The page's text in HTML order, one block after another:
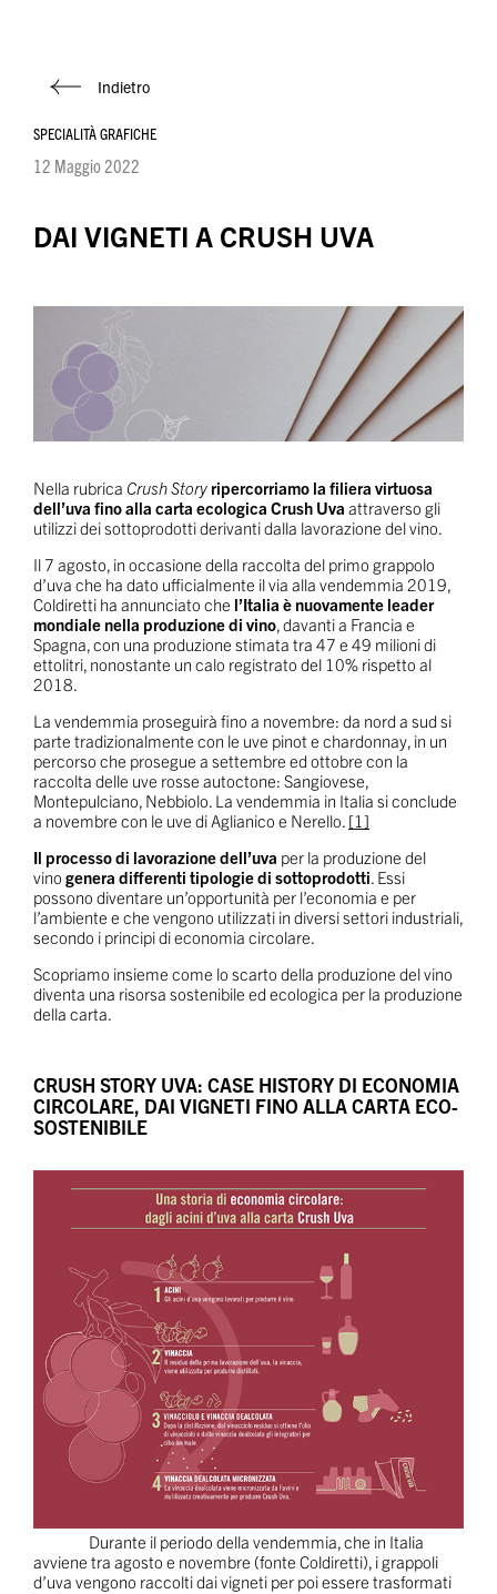
Indietro
SPECIALITÀ GRAFICHE
12 Maggio 2022
DAI VIGNETI A CRUSH UVA
Nella rubrica Crush Story ripercorriamo la filiera virtuosa
dell’uva fino alla carta ecologica Crush Uva attraverso gli
utilizzi dei sottoprodotti derivanti dalla lavorazione del vino.
Il 7 agosto, in occasione della raccolta del primo grappolo
d’uva che ha dato ufficialmente il via alla vendemmia 2019,
Coldiretti ha annunciato che l’Italia è nuovamente leader
mondiale nella produzione di vino , davanti a Francia e
Spagna, con una produzione stimata tra 47 e 49 milioni di
ettolitri, nonostante un calo registrato del 10% rispetto al
2018.
La vendemmia proseguirà fino a novembre: da nord a sud si
parte tradizionalmente con le uve pinot e chardonnay, in un
percorso che prosegue a settembre ed ottobre con la
raccolta delle uve rosse autoctone: Sangiovese,
Montepulciano, Nebbiolo. La vendemmia in Italia si conclude
a novembre con le uve di Aglianico e Nerello. [1]
Il processo di lavorazione dell’uva per la produzione del
vino genera differenti tipologie di sottoprodotti . Essi
possono diventare un’opportunità per l’economia e per
l’ambiente e che vengono utilizzati in diversi settori industriali,
secondo i principi di economia circolare.
Scopriamo insieme come lo scarto della produzione del vino
diventa una risorsa sostenibile ed ecologica per la produzione
della carta.
CRUSH STORY UVA: CASE HISTORY DI ECONOMIA
CIRCOLARE, DAI VIGNETI FINO ALLA CARTA ECO-
SOSTENIBILE
Durante il periodo della vendemmia, che in Italia
avviene tra agosto e novembre (fonte Coldiretti), i grappoli
d’uva vengono raccolti dai vigneti per poi essere trasformati